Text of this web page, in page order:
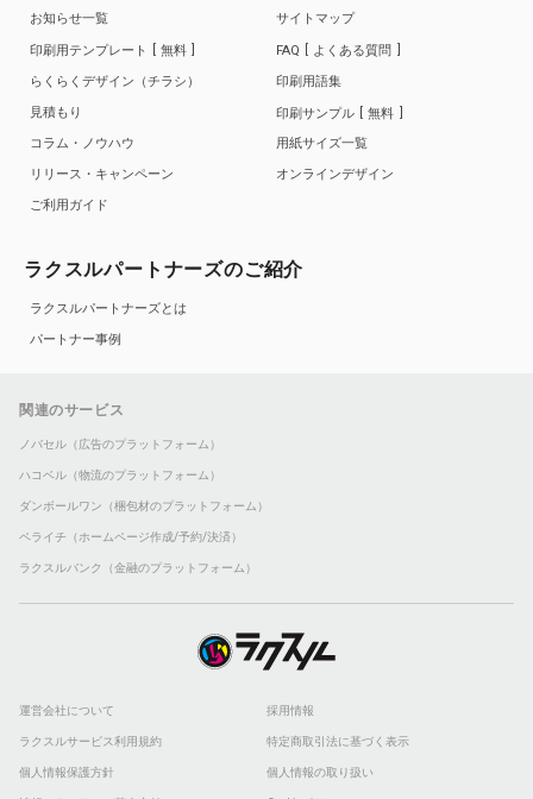
お知らせ一覧
印刷用テンプレート
無料
らくらくデザイン（チラシ）
見積もり
コラム・ノウハウ
リリース・キャンペーン
ご利用ガイド
サイトマップ
FAQ
よくある質問
印刷用語集
印刷サンプル
無料
用紙サイズ一覧
オンラインデザイン
ラクスルパートナーズのご紹介
ラクスルパートナーズとは
パートナー事例
関連のサービス
ノバセル（広告のプラットフォーム）
ハコベル（物流のプラットフォーム）
ダンボールワン（梱包材のプラットフォーム）
ペライチ（ホームページ作成/予約/決済）
ラクスルバンク（金融のプラットフォーム）
運営会社について 採用情報
ラクスルサービス利用規約 特定商取引法に基づく表示
個人情報保護方針 個人情報の取り扱い